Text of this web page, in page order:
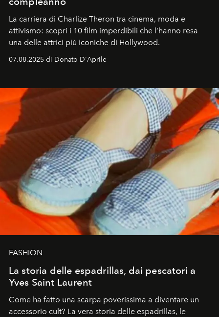
La carriera di Charlize Theron tra cinema, moda e
attivismo: scopri i 10 film imperdibili che l’hanno resa
una delle attrici più iconiche di Hollywood.
07.08.2025 di Donato D'Aprile
FASHION
La storia delle espadrillas, dai pescatori a
Yves Saint Laurent
Come ha fatto una scarpa poverissima a diventare un
accessorio cult? La vera storia delle espadrillas, le